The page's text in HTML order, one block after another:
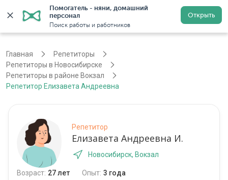
Помогатель - няни, домашний
персонал
Поиск работы и работников
Открыть
Новосибирск Регистрация
Главная
Репетиторы
Репетиторы в Новосибирске
Репетиторы в районе Вокзал
Репетитор Елизавета Андреевна
Репетитор
Елизавета Андреевна И.
Новосибирск, Вокзал
Возраст: 27 лет Опыт: 3 года